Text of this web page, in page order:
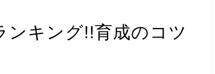
ンキング!!育成のコツ